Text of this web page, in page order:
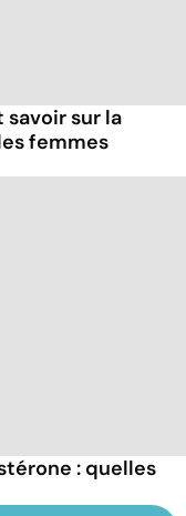
sur la
femmes
: quelles